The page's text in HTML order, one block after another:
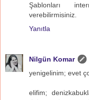
Şablonları
verebilirmisiniz.
Yanıtla
Nilgün Komar
yenigelinim; evet
elifim;